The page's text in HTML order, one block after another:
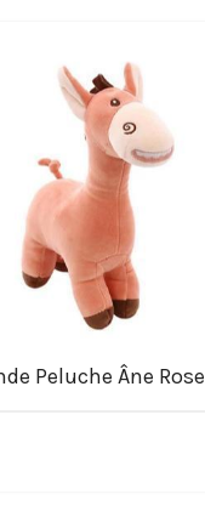
Pokémon !
Peluche Âne Rose